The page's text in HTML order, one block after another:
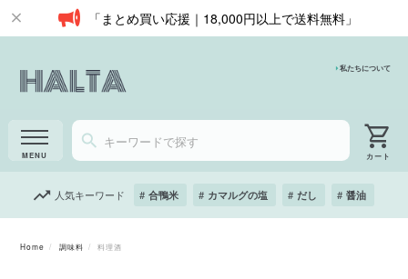
「まとめ買い応援｜18,000円以上で送料無料」
私たちについて
人気キーワード 合鴨米 カマルグの塩 だし 醤油
Home 調味料 料理酒